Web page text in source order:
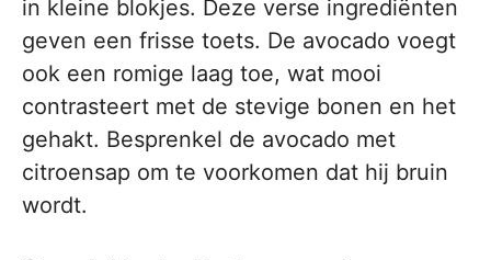
in kleine blokjes. Deze verse ingrediënten
geven een frisse toets. De avocado voegt
ook een romige laag toe, wat mooi
contrasteert met de stevige bonen en het
gehakt. Besprenkel de avocado met
citroensap om te voorkomen dat hij bruin
wordt.